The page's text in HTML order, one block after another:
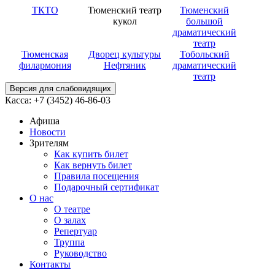
ТКТО
Тюменский театр
кукол
Тюменский
большой
драматический
театр
Тюменская
филармония
Дворец культуры
Нефтяник
Тобольский
драматический
театр
Версия для слабовидящих
Касса: +7 (3452) 46-86-03
Афиша
Новости
Зрителям
Как купить билет
Как вернуть билет
Правила посещения
Подарочный сертификат
О нас
О театре
О залах
Репертуар
Труппа
Руководство
Контакты